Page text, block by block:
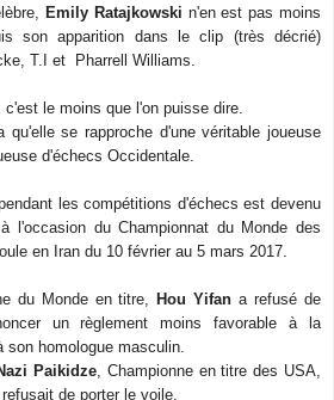
Emily Ratajkowski n'en est pas moins
son apparition dans le clip (très décrié)
T.I et Pharrell Williams.
le moins que l'on puisse dire.
se rapproche d'une véritable joueuse
d'échecs Occidentale.
les compétitions d'échecs est devenu
l'occasion du Championnat du Monde des
en Iran du 10 février au 5 mars 2017.
du Monde en titre, Hou Yifan a refusé de
un règlement moins favorable à la
son homologue masculin.
Paikidze , Championne en titre des USA,
de porter le voile.